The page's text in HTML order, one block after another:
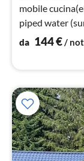
mobile
piped water
da 144€ /